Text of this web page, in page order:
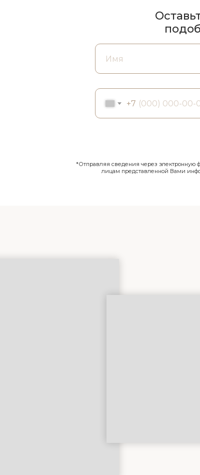
+7
*Отправляя сведения через электронную
лицам представленной Вами